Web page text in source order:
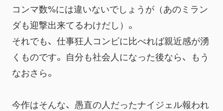
コンマ数%には違いないでしょうが（あのミラン
ダも迎撃出来てるわけだし）。
それでも、仕事狂人コンビに比べれば親近感が湧
くものです。自分も社会人になった後なら、もう
なおさら。
今作はそんな、愚直の人だったナイジェル報われ